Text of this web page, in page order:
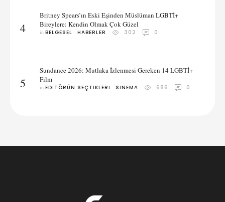
4
Britney Spears’ın Eski Eşinden Müslüman LGBTİ+
Bireylere: Kendin Olmak Çok Güzel
in BELGESEL HABERLER 302 0
5
Sundance 2026: Mutlaka İzlenmesi Gereken 14 LGBTİ+
Film
in EDITÖRÜN SEÇTIKLERI SINEMA 686 0